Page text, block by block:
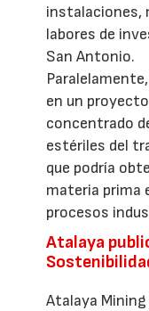
instalaciones,
labores de
San Antonio.
en un
concentrado
estériles del
que podría
materia prima
procesos
Atalaya
Atalaya